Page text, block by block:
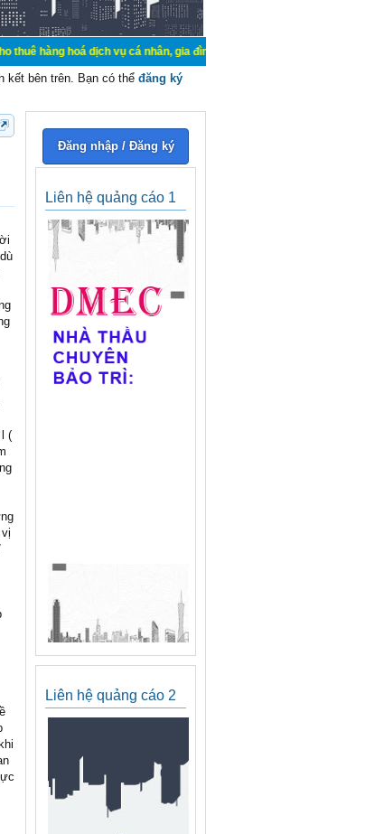
dịch vụ cá nhân, gia đình. Mua bán, ký gửi, cho thuê thiết bị hệ
kết bên trên. Bạn có thể đăng ký
(
Đăng nhập / Đăng ký
Liên hệ quảng cáo 1
Liên hệ quảng cáo 2